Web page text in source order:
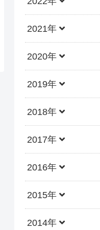
2021年
2020年
2019年
2018年
2017年
2016年
2015年
2014年